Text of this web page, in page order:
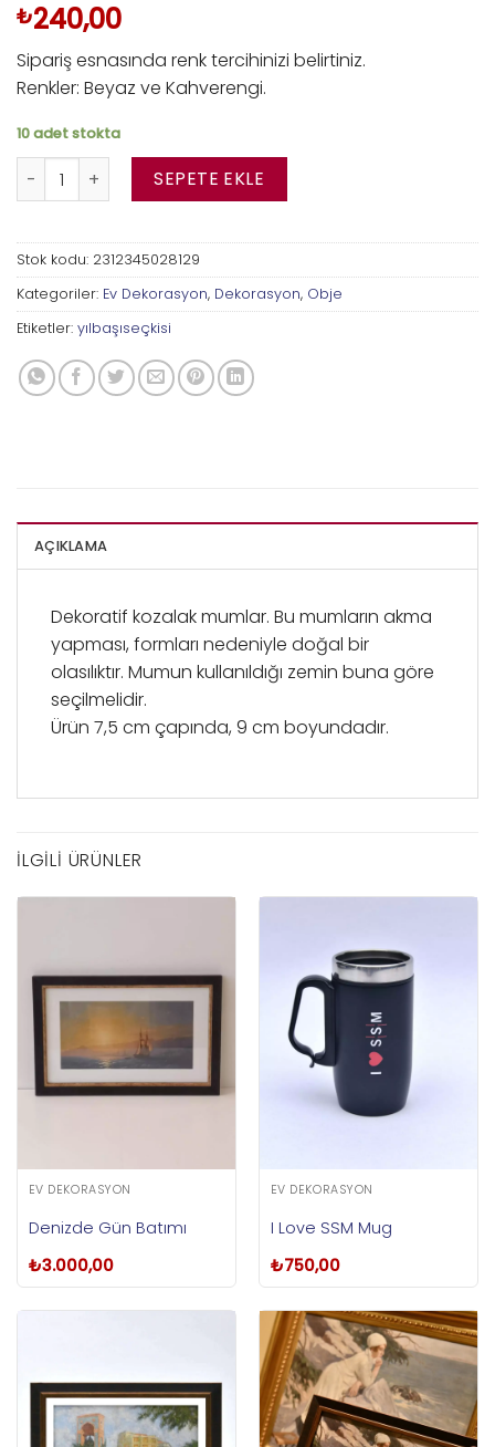
₺240,00
Sipariş esnasında renk tercihinizi belirtiniz.
Renkler: Beyaz ve Kahverengi.
10 adet stokta
Küçük Kozalak Mum adet
SEPETE EKLE
Stok kodu: 2312345028129
Kategoriler: Ev Dekorasyon, Dekorasyon, Obje
Etiketler: yılbaşıseçkisi
AÇIKLAMA
Dekoratif kozalak mumlar. Bu mumların akma
yapması, formları nedeniyle doğal bir
olasılıktır. Mumun kullanıldığı zemin buna göre
seçilmelidir.
Ürün 7,5 cm çapında, 9 cm boyundadır.
İLGILI ÜRÜNLER
EV DEKORASYON
Denizde Gün Batımı
₺3.000,00
EV DEKORASYON
I Love SSM Mug
₺750,00